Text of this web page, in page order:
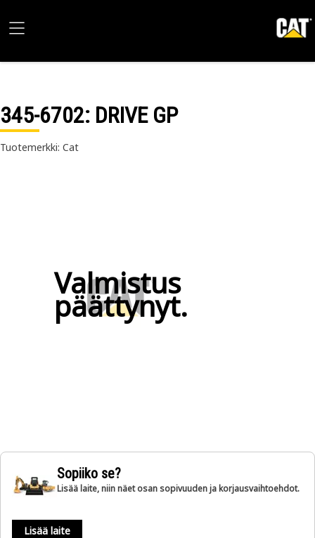
345-6702: DRIVE GP
Tuotemerkki: Cat
Valmistus
päättynyt.
Sopiiko se?
Lisää laite, niin näet osan sopivuuden ja korjausvaihtoehdot.
Lisää laite